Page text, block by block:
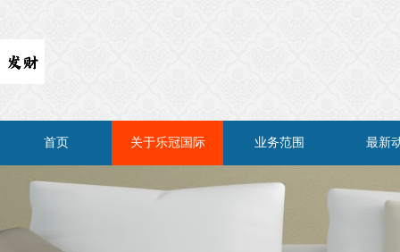
首页 关于乐冠国际 业务范围 最新